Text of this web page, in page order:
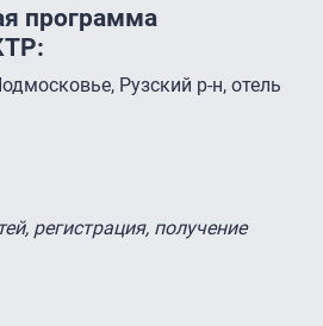
программа
Рузский р-н, отель
регистрация, получение